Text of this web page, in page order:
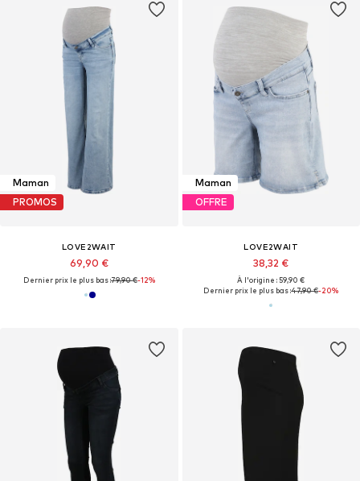
Maman
PROMOS
LOVE2WAIT
69,90 €
Dernier prix le plus bas :79,90 €-12%
Maman
OFFRE
LOVE2WAIT
38,32 €
À l'origine : 59,90 €
Dernier prix le plus bas :47,90 €-20%